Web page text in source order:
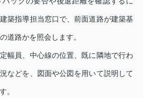
築指導担当窓口で、前面道路が建築基
道路かを照会します。
幅員、中心線の位置、既に隣地で行わ
などを、図面や公図を用いて説明して
。